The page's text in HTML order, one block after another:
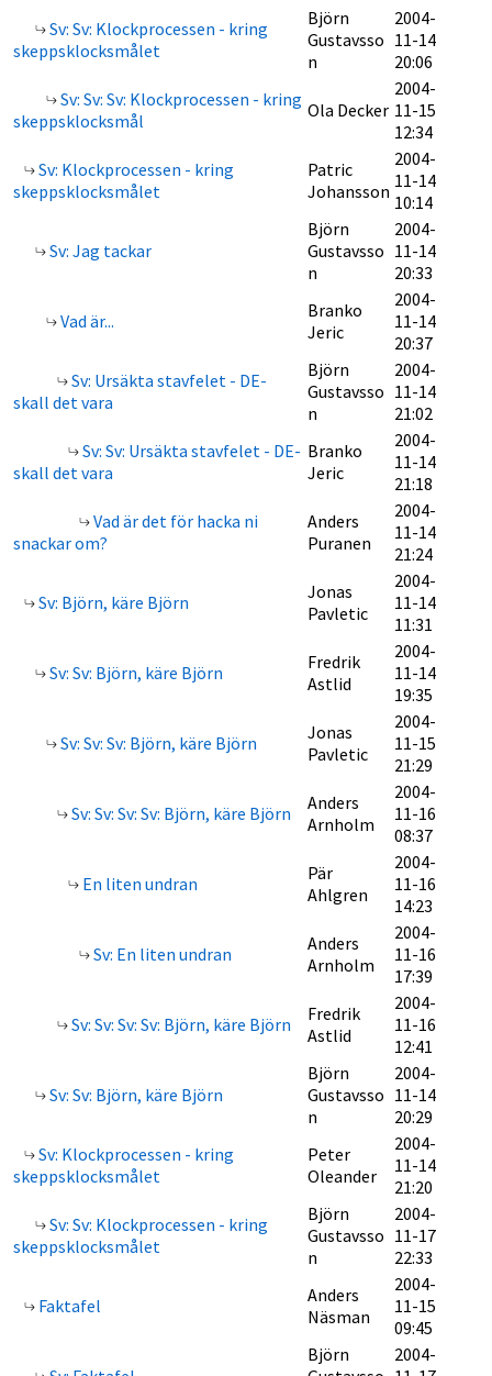
Sv: Sv: Klockprocessen - kring
skeppsklocksmålet
Björn
Gustavsso
n
2004-
11-14
20:06
Sv: Sv: Sv: Klockprocessen - kring
skeppsklocksmål
Ola Decker
2004-
11-15
12:34
Sv: Klockprocessen - kring
skeppsklocksmålet
Patric
Johansson
2004-
11-14
10:14
Sv: Jag tackar
Björn
Gustavsso
n
2004-
11-14
20:33
Vad är...
Branko
Jeric
2004-
11-14
20:37
Sv: Ursäkta stavfelet - DE-
skall det vara
Björn
Gustavsso
n
2004-
11-14
21:02
Sv: Sv: Ursäkta stavfelet - DE-
skall det vara
Branko
Jeric
2004-
11-14
21:18
Vad är det för hacka ni
snackar om?
Anders
Puranen
2004-
11-14
21:24
Sv: Björn, käre Björn
Jonas
Pavletic
2004-
11-14
11:31
Sv: Sv: Björn, käre Björn
Fredrik
Astlid
2004-
11-14
19:35
Sv: Sv: Sv: Björn, käre Björn
Jonas
Pavletic
2004-
11-15
21:29
Sv: Sv: Sv: Sv: Björn, käre Björn
Anders
Arnholm
2004-
11-16
08:37
En liten undran
Pär
Ahlgren
2004-
11-16
14:23
Sv: En liten undran
Anders
Arnholm
2004-
11-16
17:39
Sv: Sv: Sv: Sv: Björn, käre Björn
Fredrik
Astlid
2004-
11-16
12:41
Sv: Sv: Björn, käre Björn
Björn
Gustavsso
n
2004-
11-14
20:29
Sv: Klockprocessen - kring
skeppsklocksmålet
Peter
Oleander
2004-
11-14
21:20
Sv: Sv: Klockprocessen - kring
skeppsklocksmålet
Björn
Gustavsso
n
2004-
11-17
22:33
Faktafel
Anders
Näsman
2004-
11-15
09:45
Björn
2004-